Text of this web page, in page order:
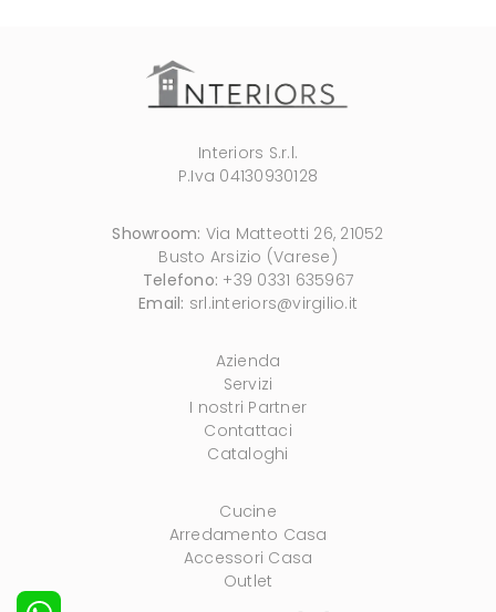
Interiors S.r.l.
P.Iva 04130930128
Showroom: Via Matteotti 26, 21052
Busto Arsizio (Varese)
Telefono: +39 0331 635967
Email: srl.interiors@virgilio.it
Azienda
Servizi
I nostri Partner
Contattaci
Cataloghi
Cucine
Arredamento Casa
Accessori Casa
Outlet